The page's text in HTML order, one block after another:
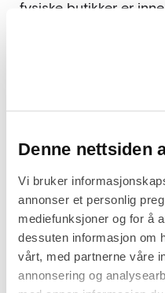
Denne nettsiden
Vi bruker
annonser et personlig
mediefunksjoner og for å
dessuten informasjon om
vårt, med partnerne våre
annonsering og
fysiske butikker er
samspillet mellom
seg nye systemer og
rett
essensielt for å lykkes
strategi. Det krever
som er vant med
systemarkitektur og
rekke systemer som